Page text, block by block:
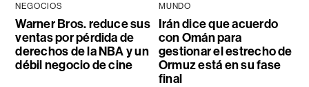
NEGOCIOS
Warner Bros. reduce sus
ventas por pérdida de
derechos de la NBA y un
débil negocio de cine
MUNDO
Irán dice que acuerdo
con Omán para
gestionar el estrecho de
Ormuz está en su fase
final